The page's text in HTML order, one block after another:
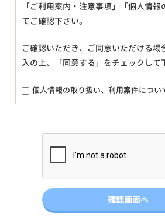
「ご利用案内・注意事項」「個人情
てご確認下さい。
ご確認いただき、ご同意いただける場
入の上、「同意する」をチェックして
個人情報の取り扱い、利用案件につい